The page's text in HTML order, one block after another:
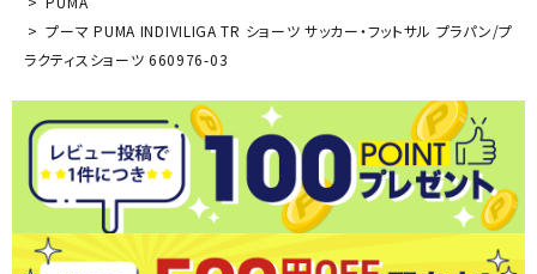
プーマ PUMA INDIVILIGA TR ショーツ サッカー・フットサル プラパン/プ
ラクティスショーツ 660976-03